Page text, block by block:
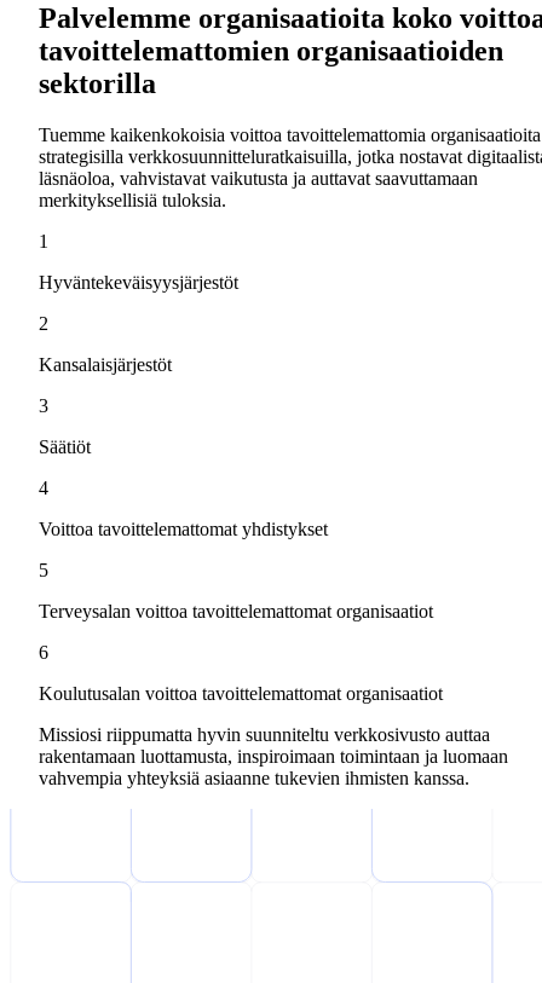
Palvelemme organisaatioita koko
tavoittelemattomien organisaatioiden
sektorilla
Tuemme kaikenkokoisia voittoa tavoittelemattomia organisaatioita
strategisilla verkkosuunnitteluratkaisuilla, jotka nostavat
läsnäoloa, vahvistavat vaikutusta ja auttavat saavuttamaan
merkityksellisiä tuloksia.
1
Hyväntekeväisyysjärjestöt
2
Kansalaisjärjestöt
3
Säätiöt
4
Voittoa tavoittelemattomat yhdistykset
5
Terveysalan voittoa tavoittelemattomat organisaatiot
6
Koulutusalan voittoa tavoittelemattomat organisaatiot
Missiosi riippumatta hyvin suunniteltu verkkosivusto auttaa
rakentamaan luottamusta, inspiroimaan toimintaan ja luomaan
vahvempia yhteyksiä asiaanne tukevien ihmisten kanssa.